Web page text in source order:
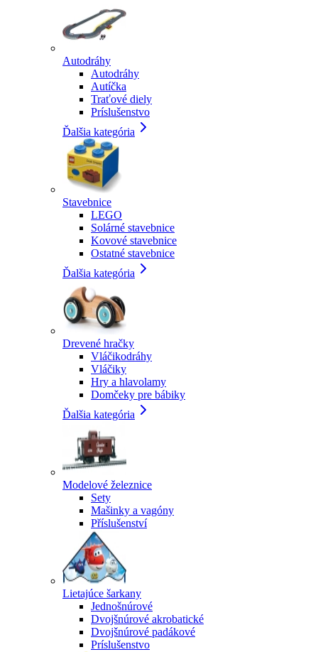
Autodráhy
Autodráhy
Autíčka
Traťové diely
Príslušenstvo
Ďalšia kategória
Stavebnice
LEGO
Solárné stavebnice
Kovové stavebnice
Ostatné stavebnice
Ďalšia kategória
Drevené hračky
Vláčikodráhy
Vláčiky
Hry a hlavolamy
Domčeky pre bábiky
Ďalšia kategória
Modelové železnice
Sety
Mašinky a vagóny
Příslušenství
Lietajúce šarkany
Jednošnúrové
Dvojšnúrové akrobatické
Dvojšnúrové padákové
Príslušenstvo